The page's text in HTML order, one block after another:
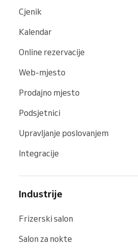
Cjenik
Kalendar
Online rezervacije
Web-mjesto
Prodajno mjesto
Podsjetnici
Upravljanje poslovanjem
Integracije
Industrije
Frizerski salon
Salon za nokte